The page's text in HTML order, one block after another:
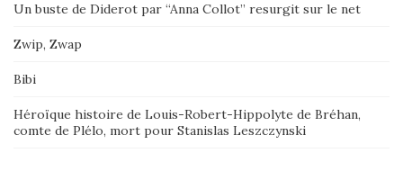
Un buste de Diderot par “Anna Collot” resurgit sur le net
Zwip, Zwap
Bibi
Héroïque histoire de Louis-Robert-Hippolyte de Bréhan,
comte de Plélo, mort pour Stanislas Leszczynski